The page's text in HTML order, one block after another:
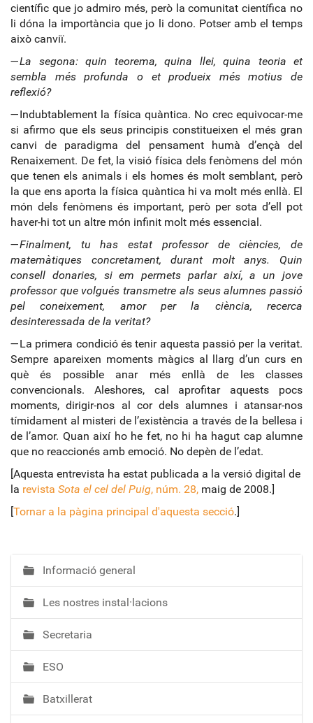
científic que jo admiro més, però la comunitat científica no
li dóna la importància que jo li dono. Potser amb el temps
això canviï.
—La segona: quin teorema, quina llei, quina teoria et
sembla més profunda o et produeix més motius de
reflexió?
—Indubtablement la física quàntica. No crec equivocar-me
si afirmo que els seus principis constitueixen el més gran
canvi de paradigma del pensament humà d’ençà del
Renaixement. De fet, la visió física dels fenòmens del món
que tenen els animals i els homes és molt semblant, però
la que ens aporta la física quàntica hi va molt més enllà. El
món dels fenòmens és important, però per sota d’ell pot
haver-hi tot un altre món infinit molt més essencial.
—Finalment, tu has estat professor de ciències, de
matemàtiques concretament, durant molt anys. Quin
consell donaries, si em permets parlar així, a un jove
professor que volgués transmetre als seus alumnes passió
pel coneixement, amor per la ciència, recerca
desinteressada de la veritat?
—La primera condició és tenir aquesta passió per la veritat.
Sempre apareixen moments màgics al llarg d’un curs en
què és possible anar més enllà de les classes
convencionals. Aleshores, cal aprofitar aquests pocs
moments, dirigir-nos al cor dels alumnes i atansar-nos
tímidament al misteri de l’existència a través de la bellesa i
de l’amor. Quan així ho he fet, no hi ha hagut cap alumne
que no reaccionés amb emoció. No depèn de l’edat.
[Aquesta entrevista ha estat publicada a la versió digital de
la revista Sota el cel del Puig, núm. 28, maig de 2008.]
[Tornar a la pàgina principal d'aquesta secció.]
N
a
v
e
g
a
c
ó
Informació general
Les nostres instal·lacions
Secretaria
ESO
Batxillerat